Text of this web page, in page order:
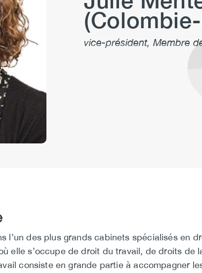
vice-président, Membre
l’un des plus grands cabinets spécialisés en
elle s’occupe de droit du travail, de droits de
consiste en grande partie à accompagner